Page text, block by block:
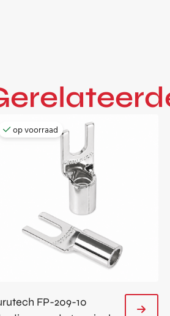
op voorraad
FP-209-10